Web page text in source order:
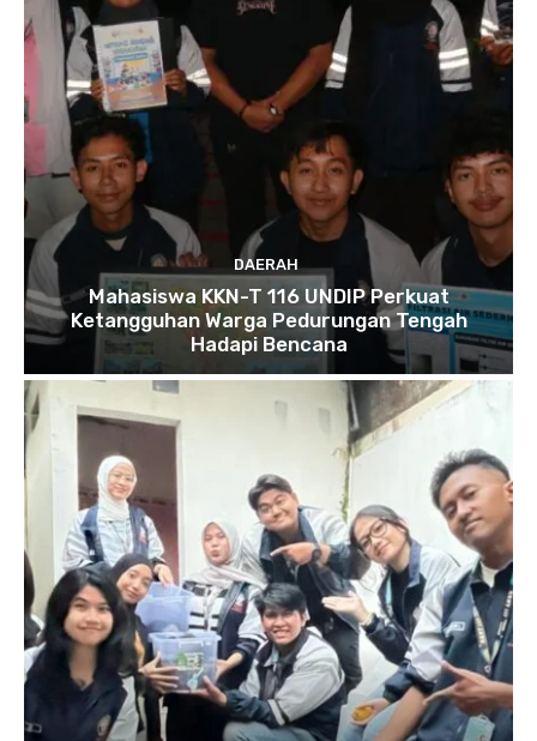
DAERAH
Mahasiswa KKN-T 116 UNDIP Perkuat
Ketangguhan Warga Pedurungan Tengah
Hadapi Bencana